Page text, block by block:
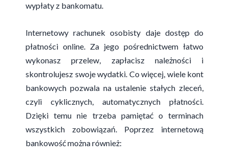
wypłaty z bankomatu.
Internetowy rachunek osobisty daje dostęp do
płatności online. Za jego pośrednictwem łatwo
wykonasz przelew, zapłacisz należności i
skontrolujesz swoje wydatki. Co więcej, wiele kont
bankowych pozwala na ustalenie stałych zleceń,
czyli cyklicznych, automatycznych płatności.
Dzięki temu nie trzeba pamiętać o terminach
wszystkich zobowiązań. Poprzez internetową
bankowość można również: